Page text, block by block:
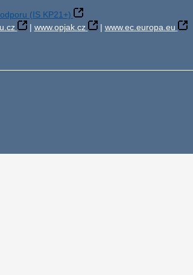
(IS KP21+)
| www.opjak.cz | www.ec.europa.eu